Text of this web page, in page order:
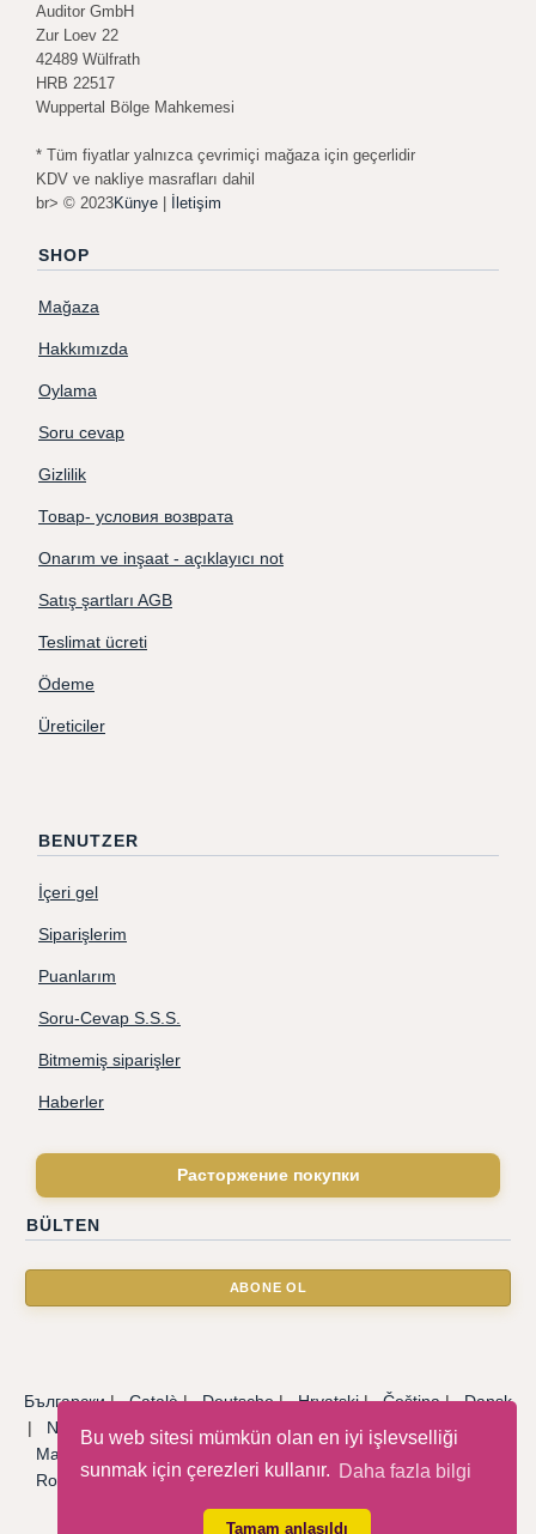
Bu web sitesi mümkün olan en iyi işlevselliği
sunmak için çerezleri kullanır. Daha fazla bilgi
Tamam anlaşıldı
Auditor GmbH
Zur Loev 22
42489 Wülfrath
HRB 22517
Wuppertal Bölge Mahkemesi
* Tüm fiyatlar yalnızca çevrimiçi mağaza için geçerlidir
KDV ve nakliye masrafları dahil
br> © 2023Künye | İletişim
SHOP
Mağaza
Hakkımızda
Oylama
Soru cevap
Gizlilik
Товар- условия возврата
Onarım ve inşaat - açıklayıcı not
Satış şartları AGB
Teslimat ücreti
Ödeme
Üreticiler
BENUTZER
İçeri gel
Siparişlerim
Puanlarım
Soru-Cevap S.S.S.
Bitmemiş siparişler
Haberler
Расторжение покупки
BÜLTEN
Български|Català|Deutsche|Hrvatski|Čeština|Dansk
| Nederlandse |English| Eesti keel Français |Ελληνικά
Magyar
Polski Português
Română|Русский |Српски|Slovenský| Slovenščina
Español|Svenska|Türkçe